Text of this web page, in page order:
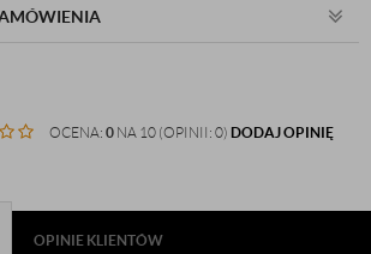
OCENA: 0 NA 10 (OPINII: 0) DODAJ OPINIĘ
OPINIE KLIENTÓW